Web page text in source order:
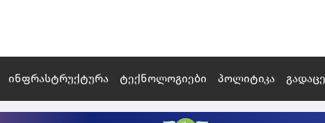
ინფრასტრუქტურა ტექნოლოგიები პოლიტიკა